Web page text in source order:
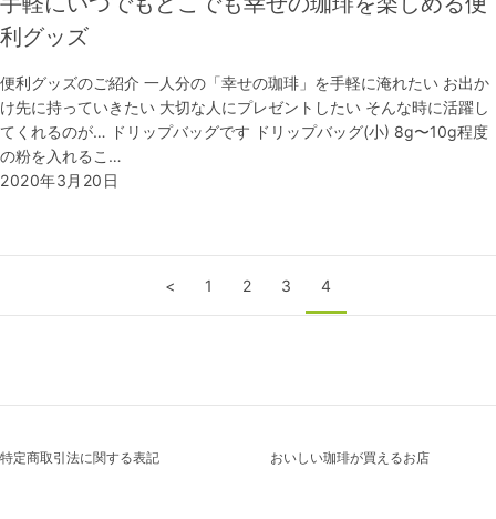
利グッズ
便利グッズのご紹介 一人分の「幸せの珈琲」を手軽に淹れたい お出か
け先に持っていきたい 大切な人にプレゼントしたい そんな時に活躍し
てくれるのが… ドリップバッグです ドリップバッグ(小) 8g〜10g程度
の粉を入れるこ…
2020年3月20日
< 1 2 3 4
特定商取引法に関する表記 おいしい珈琲が買えるお店